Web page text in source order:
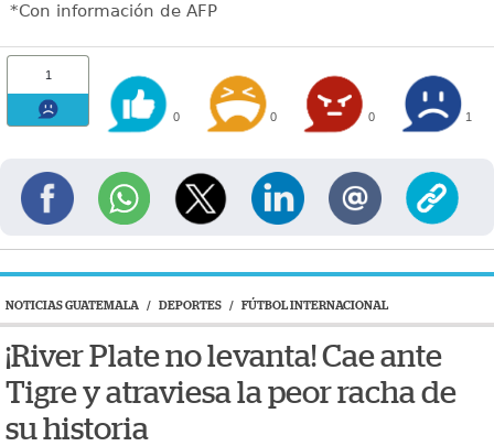
*Con información de AFP
1
0 0 0 1
NOTICIAS GUATEMALA / DEPORTES / FÚTBOL INTERNACIONAL
¡River Plate no levanta! Cae ante
Tigre y atraviesa la peor racha de
su historia